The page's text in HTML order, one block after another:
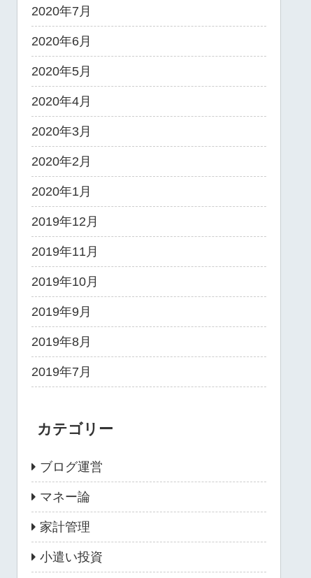
2020年7月
2020年6月
2020年5月
2020年4月
2020年3月
2020年2月
2020年1月
2019年12月
2019年11月
2019年10月
2019年9月
2019年8月
2019年7月
カテゴリー
ブログ運営
マネー論
家計管理
小遣い投資